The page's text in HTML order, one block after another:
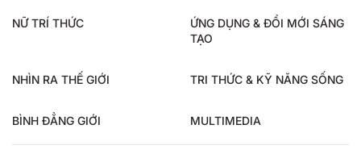
NỮ TRÍ THỨC
ỨNG DỤNG & ĐỔI MỚI SÁNG
TẠO
NHÌN RA THẾ GIỚI TRI THỨC & KỸ NĂNG SỐNG
BÌNH ĐẲNG GIỚI MULTIMEDIA